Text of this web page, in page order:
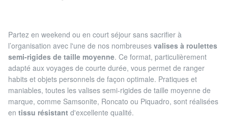
Partez en weekend ou en court séjour sans sacrifier à
l’organisation avec l'une de nos nombreuses valises à roulettes
semi-rigides de taille moyenne. Ce format, particulièrement
adapté aux voyages de courte durée, vous permet de ranger
habits et objets personnels de façon optimale. Pratiques et
maniables, toutes les valises semi-rigides de taille moyenne de
marque, comme Samsonite, Roncato ou Piquadro, sont réalisées
en tissu résistant d'excellente qualité.